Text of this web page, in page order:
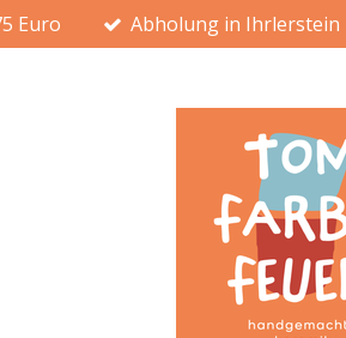
Euro Abholung in Ihrlerstein